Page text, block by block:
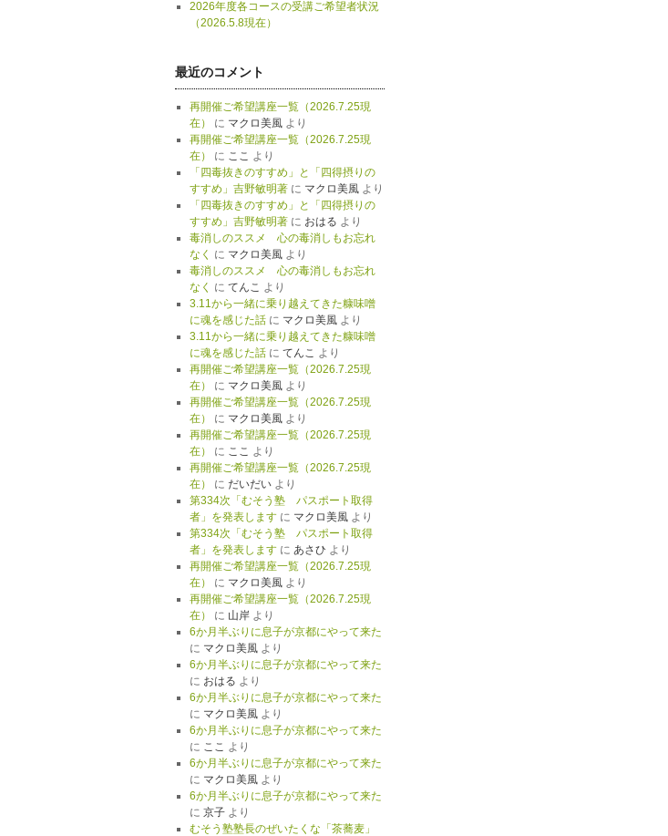
2026年度各コースの受講ご希望者状況
（2026.5.8現在）
最近のコメント
再開催ご希望講座一覧（2026.7.25現
在）
に マクロ美風より
再開催ご希望講座一覧（2026.7.25現
在）
に ここ より
「四毒抜きのすすめ」と「四得摂りの
すすめ」吉野敏明著に マクロ美風より
「四毒抜きのすすめ」と「四得摂りの
すすめ」吉野敏明著に おはる より
毒消しのススメ 心の毒消しもお忘れ
なく に マクロ美風より
毒消しのススメ 心の毒消しもお忘れ
なく に てんこ より
3.11から一緒に乗り越えてきた糠味噌
に魂を感じた話に マクロ美風より
3.11から一緒に乗り越えてきた糠味噌
に魂を感じた話に てんこ より
再開催ご希望講座一覧（2026.7.25現
在）
に マクロ美風より
再開催ご希望講座一覧（2026.7.25現
在）
に マクロ美風より
再開催ご希望講座一覧（2026.7.25現
在）
に ここ より
再開催ご希望講座一覧（2026.7.25現
在）
に だいだいより
第334次「むそう塾 パスポート取得
者」を発表しますに マクロ美風より
第334次「むそう塾 パスポート取得
者」を発表しますに あさひ より
再開催ご希望講座一覧（2026.7.25現
在）
に マクロ美風より
再開催ご希望講座一覧（2026.7.25現
在）
に 山岸より
6か月半ぶりに息子が京都にやって来た
に マクロ美風より
6か月半ぶりに息子が京都にやって来た
に おはる より
6か月半ぶりに息子が京都にやって来た
に マクロ美風より
6か月半ぶりに息子が京都にやって来た
に ここ より
6か月半ぶりに息子が京都にやって来た
に マクロ美風より
6か月半ぶりに息子が京都にやって来た
に 京子より
むそう塾塾長のぜいたくな「茶蕎麦」